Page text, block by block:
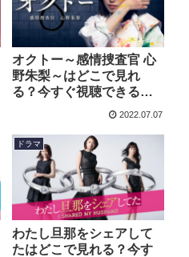
オクトー～感情捜査官 心
野朱梨～はどこで見れ
る？今すぐ視聴できる動
画配信サービスを紹介！
2022.07.07
ドラマ
わたし旦那をシェアして
たはどこで見れる？今す